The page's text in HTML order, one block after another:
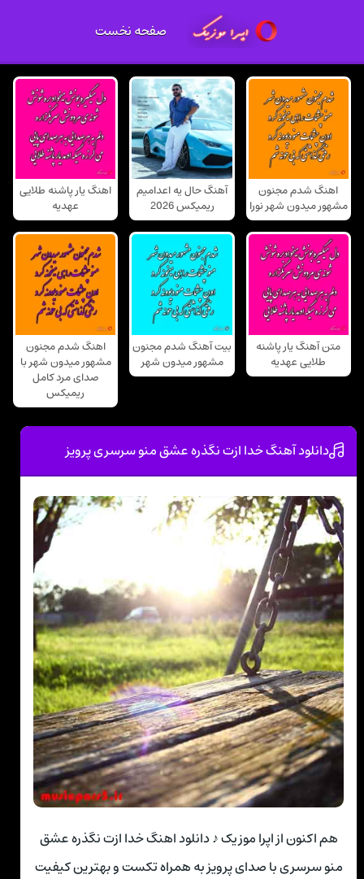
صفحه نخست
اهنگ شدم مجنون
مشهور میدون شهر نورا
آهنگ حال یه اعدامیم
ریمیکس 2026
اهنگ یار پاشنه طلایی
عهدیه
متن آهنگ یار پاشنه
طلایی عهدیه
بیت آهنگ شدم مجنون
مشهور میدون شهر
اهنگ شدم مجنون
مشهور میدون شهر با
صدای مرد کامل
ریمیکس
دانلود آهنگ خدا ازت نگذره عشق منو سرسری پرویز
هم اکنون از اپرا موزیک ♪ دانلود اهنگ خدا ازت نگذره عشق
منو سرسری با صدای پرویز به همراه تکست و بهترین کیفیت